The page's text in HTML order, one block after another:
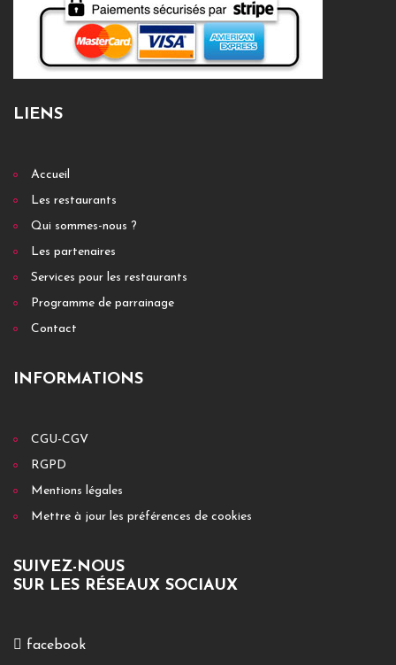
LIENS
Accueil
Les restaurants
Qui sommes-nous ?
Les partenaires
Services pour les restaurants
Programme de parrainage
Contact
INFORMATIONS
CGU-CGV
RGPD
Mentions légales
Mettre à jour les préférences de cookies
SUIVEZ-NOUS
SUR LES RÉSEAUX SOCIAUX
facebook